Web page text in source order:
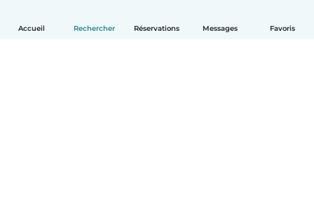
Accueil Rechercher Réservations Messages Favoris